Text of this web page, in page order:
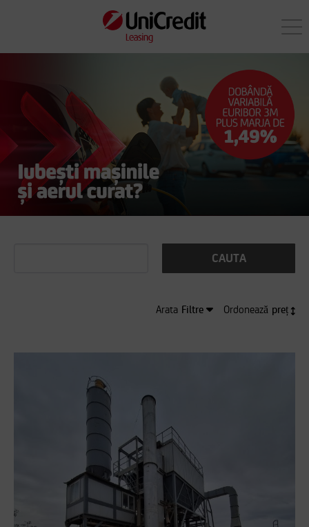
CAUTA
Arata Filtre Ordonează preț
Reseteaza filtrele